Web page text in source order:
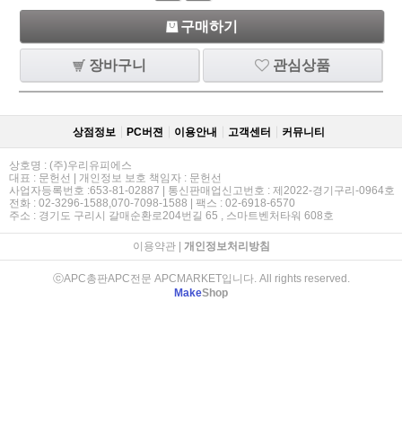
구매하기
장바구니 관심상품
상점정보 PC버젼 이용안내 고객센터 커뮤니티
상호명 : (주)우리유피에스
대표 : 문헌선 | 개인정보 보호 책임자 : 문헌선
사업자등록번호 :653-81-02887 | 통신판매업신고번호 : 제2022-경기구리-0964호
전화 : 02-3296-1588,070-7098-1588 | 팩스 : 02-6918-6570
주소 : 경기도 구리시 갈매순환로204번길 65 , 스마트벤처타워 608호
이용약관| 개인정보처리방침
ⓒAPC총판APC전문 APCMARKET입니다. All rights reserved.
MakeShop